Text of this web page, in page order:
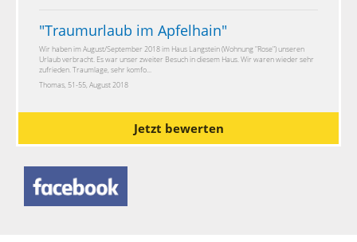
"Traumurlaub im Apfelhain"
Wir haben im August/September 2018 im Haus Langstein (Wohnung "Rose") unseren
Urlaub verbracht. Es war unser zweiter Besuch in diesem Haus. Wir waren wieder sehr
zufrieden. Traumlage, sehr komfo...
Thomas, 51-55, August 2018
Jetzt bewerten